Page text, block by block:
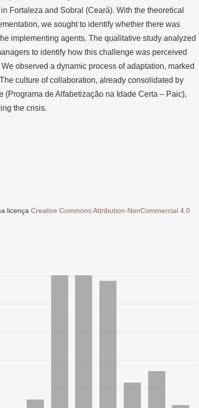
Fortaleza and Sobral (Ceará). With the theoretical
we sought to identify whether there was
implementing agents. The qualitative study analyzed
to identify how this challenge was perceived
observed a dynamic process of adaptation, marked
culture of collaboration, already consolidated by
(Programa de Alfabetização na Idade Certa – Paic),
the crisis.
licença Creative Commons Attribution-NonCommercial 4.0